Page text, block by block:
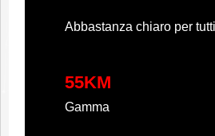
Abbastanza chiaro per
55KM
Gamma